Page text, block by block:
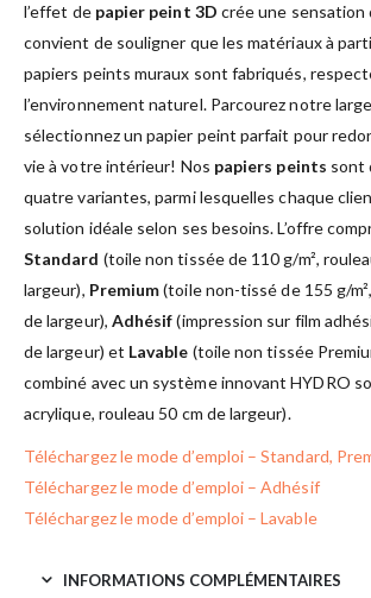
l’effet de papier peint 3D crée une sensation
convient de souligner que les matériaux à
papiers peints muraux sont fabriqués,
l’environnement naturel. Parcourez notre
sélectionnez un papier peint parfait pour
vie à votre intérieur! Nos papiers peints sont
quatre variantes, parmi lesquelles chaque
solution idéale selon ses besoins. L’offre
Standard (toile non tissée de 110 g/m²,
largeur), Premium(toile non-tissé de 155 g/
de largeur), Adhésif(impression sur film
de largeur) et Lavable (toile non tissée
combiné avec un système innovant HYDRO
acrylique, rouleau 50 cm de largeur).
Téléchargez le mode d’emploi – Standard,
Téléchargez le mode d’emploi – Adhésif
Téléchargez le mode d’emploi – Lavable
INFORMATIONS COMPLÉMENTAIRES